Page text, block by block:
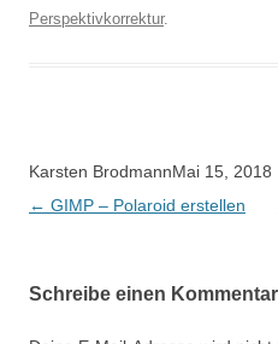
Perspektivkorrektur.
Beitragsnavigation
Karsten BrodmannMai 15, 2018
← GIMP – Polaroid erstellen
Schreibe einen Kommentar